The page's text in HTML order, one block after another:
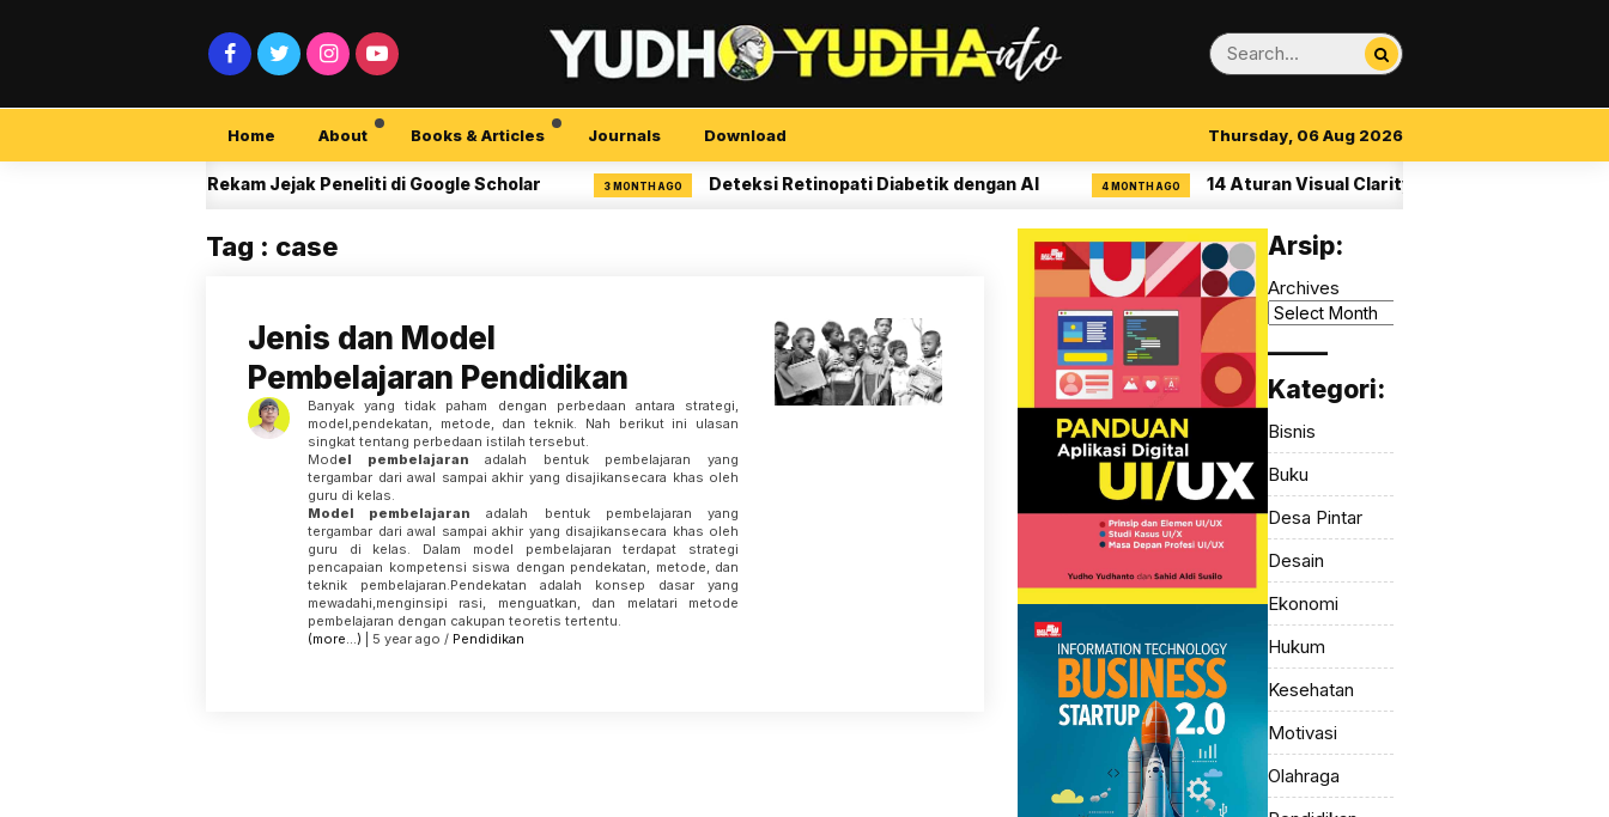
Home About Books & Articles Journals Download Thursday, 06 Aug 2026
Membaca Rekam Jejak Peneliti di Google Scholar 3 MONTH AGO Deteksi Retinopati Diabetik dengan AI 4 MONTH AGO 14 Aturan Visual Clarity dalam UI/UX
Tag : case
Jenis dan Model
Pembelajaran Pendidikan
Banyak yang tidak paham dengan perbedaan antara strategi,
model,pendekatan, metode, dan teknik. Nah berikut ini ulasan
singkat tentang perbedaan istilah tersebut.
Model pembelajaran adalah bentuk pembelajaran yang
tergambar dari awal sampai akhir yang disajikansecara khas oleh
guru di kelas.
Model pembelajaran adalah bentuk pembelajaran yang
tergambar dari awal sampai akhir yang disajikansecara khas oleh
guru di kelas. Dalam model pembelajaran terdapat strategi
pencapaian kompetensi siswa dengan pendekatan, metode, dan
teknik pembelajaran.Pendekatan adalah konsep dasar yang
mewadahi,menginsipi rasi, menguatkan, dan melatari metode
pembelajaran dengan cakupan teoretis tertentu.
(more…) | 5 year ago / Pendidikan
Arsip:
Archives
Kategori:
Bisnis
Buku
Desa Pintar
Desain
Ekonomi
Hukum
Kesehatan
Motivasi
Olahraga